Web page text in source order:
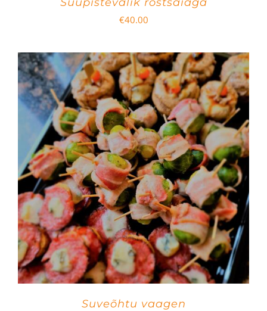
€40.00
Suveõhtu vaagen